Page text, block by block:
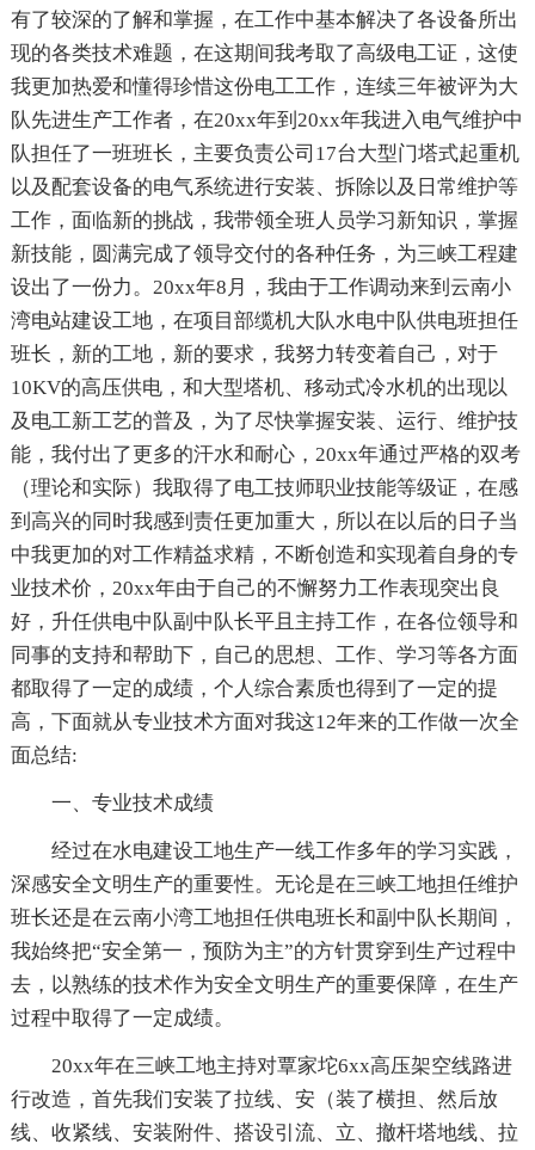
有了较深的了解和掌握，在工作中基本解决了各设备所出
现的各类技术难题，在这期间我考取了高级电工证，这使
我更加热爱和懂得珍惜这份电工工作，连续三年被评为大
队先进生产工作者，在20xx年到20xx年我进入电气维护中
队担任了一班班长，主要负责公司17台大型门塔式起重机
以及配套设备的电气系统进行安装、拆除以及日常维护等
工作，面临新的挑战，我带领全班人员学习新知识，掌握
新技能，圆满完成了领导交付的各种任务，为三峡工程建
设出了一份力。20xx年8月，我由于工作调动来到云南小
湾电站建设工地，在项目部缆机大队水电中队供电班担任
班长，新的工地，新的要求，我努力转变着自己，对于
10KV的高压供电，和大型塔机、移动式冷水机的出现以
及电工新工艺的普及，为了尽快掌握安装、运行、维护技
能，我付出了更多的汗水和耐心，20xx年通过严格的双考
（理论和实际）我取得了电工技师职业技能等级证，在感
到高兴的同时我感到责任更加重大，所以在以后的日子当
中我更加的对工作精益求精，不断创造和实现着自身的专
业技术价，20xx年由于自己的不懈努力工作表现突出良
好，升任供电中队副中队长平且主持工作，在各位领导和
同事的支持和帮助下，自己的思想、工作、学习等各方面
都取得了一定的成绩，个人综合素质也得到了一定的提
高，下面就从专业技术方面对我这12年来的工作做一次全
面总结:
一、专业技术成绩
经过在水电建设工地生产一线工作多年的学习实践，
深感安全文明生产的重要性。无论是在三峡工地担任维护
班长还是在云南小湾工地担任供电班长和副中队长期间，
我始终把“安全第一，预防为主”的方针贯穿到生产过程中
去，以熟练的技术作为安全文明生产的重要保障，在生产
过程中取得了一定成绩。
20xx年在三峡工地主持对覃家坨6xx高压架空线路进
行改造，首先我们安装了拉线、安（装了横担、然后放
线、收紧线、安装附件、搭设引流、立、撤杆塔地线、拉